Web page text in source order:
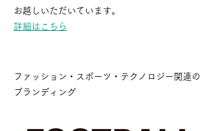
お越しいただいています。
詳細はこちら
ファッション・スポーツ・テクノロジー関連の
ブランディング